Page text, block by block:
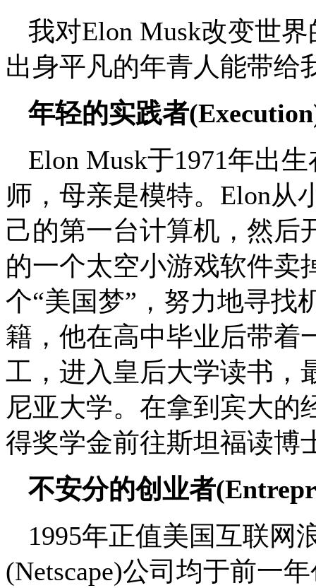
我对Elon Musk改变世
出身平凡的年青人能带给
年轻的实践者
Elon Musk于1971年出
师，母亲是模特。Elon从
己的第一台计算机，然后
的一个太空小游戏软件卖
个“美国梦”，努力地寻找
籍，他在高中毕业后带着
工，进入皇后大学读书，
尼亚大学。在拿到宾大的
得奖学金前往斯坦福读博
不安分的创业者
1995年正值美国互联网
(Netscape)公司均于前一